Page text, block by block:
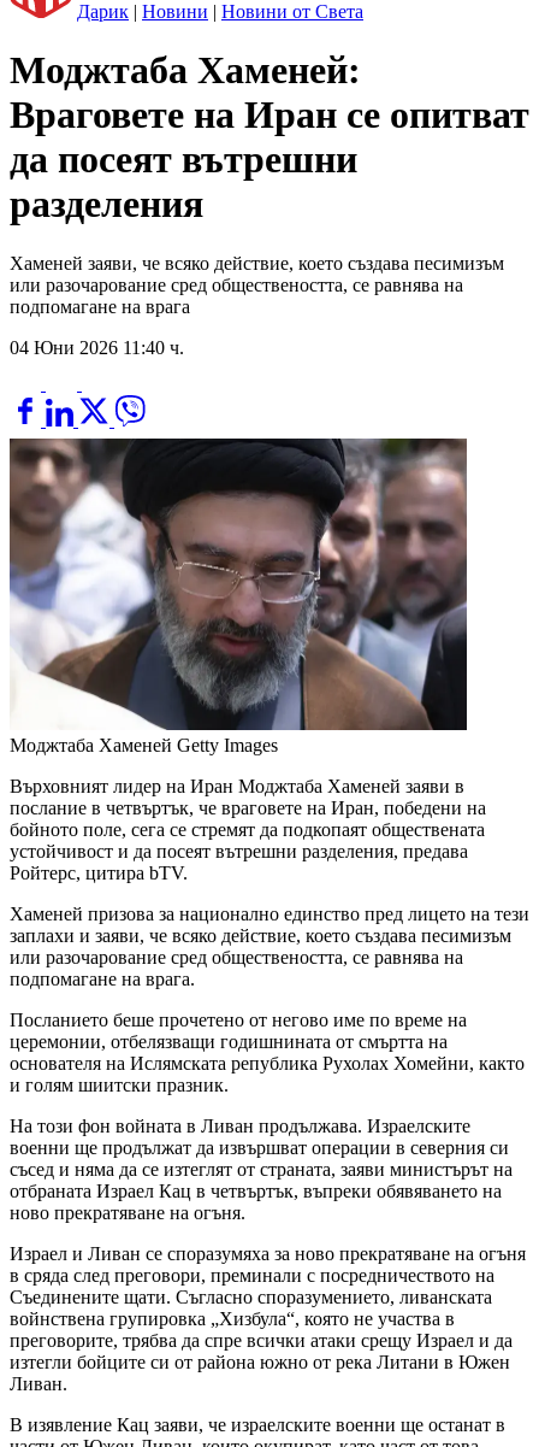
Дарик | Новини | Новини от Света
Моджтаба Хаменей:
Враговете на Иран се опитват
да посеят вътрешни
разделения
Хаменей заяви, че всяко действие, което създава песимизъм
или разочарование сред обществеността, се равнява на
подпомагане на врага
04 Юни 2026 11:40 ч.
Моджтаба Хаменей Getty Images
Върховният лидер на Иран Моджтаба Хаменей заяви в
послание в четвъртък, че враговете на Иран, победени на
бойното поле, сега се стремят да подкопаят обществената
устойчивост и да посеят вътрешни разделения, предава
Ройтерс, цитира bTV.
Хаменей призова за национално единство пред лицето на тези
заплахи и заяви, че всяко действие, което създава песимизъм
или разочарование сред обществеността, се равнява на
подпомагане на врага.
Посланието беше прочетено от негово име по време на
церемонии, отбелязващи годишнината от смъртта на
основателя на Ислямската република Рухолах Хомейни, както
и голям шиитски празник.
На този фон войната в Ливан продължава. Израелските
военни ще продължат да извършват операции в северния си
съсед и няма да се изтеглят от страната, заяви министърът на
отбраната Израел Кац в четвъртък, въпреки обявяването на
ново прекратяване на огъня.
Израел и Ливан се споразумяха за ново прекратяване на огъня
в сряда след преговори, преминали с посредничеството на
Съединените щати. Съгласно споразумението, ливанската
войнствена групировка „Хизбула“, която не участва в
преговорите, трябва да спре всички атаки срещу Израел и да
изтегли бойците си от района южно от река Литани в Южен
Ливан.
В изявление Кац заяви, че израелските военни ще останат в